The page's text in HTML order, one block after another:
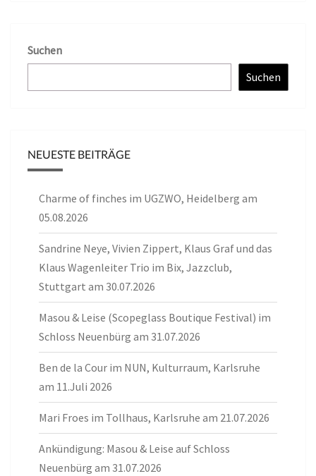
Suchen
Suchen
NEUESTE BEITRÄGE
Charme of finches im UGZWO, Heidelberg am
05.08.2026
Sandrine Neye, Vivien Zippert, Klaus Graf und das
Klaus Wagenleiter Trio im Bix, Jazzclub,
Stuttgart am 30.07.2026
Masou & Leise (Scopeglass Boutique Festival) im
Schloss Neuenbürg am 31.07.2026
Ben de la Cour im NUN, Kulturraum, Karlsruhe
am 11.Juli 2026
Mari Froes im Tollhaus, Karlsruhe am 21.07.2026
Ankündigung: Masou & Leise auf Schloss
Neuenbürg am 31.07.2026